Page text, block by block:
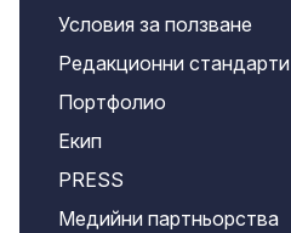
Условия за ползване
Редакционни стандарти
Портфолио
Екип
PRESS
Медийни партньорства